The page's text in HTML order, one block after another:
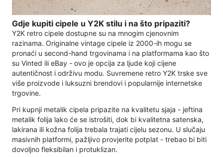
Gdje kupiti cipele u Y2K stilu i na što pripaziti?
Y2K retro cipele dostupne su na mnogim cjenovnim
razinama. Originalne vintage cipele iz 2000-ih mogu se
pronaći u second-hand trgovinama i na platformama kao što
su Vinted ili eBay - ovo je opcija za ljude koji cijene
autentičnost i održivu modu. Suvremene retro Y2K trske sve
više proizvode i luksuzni brendovi i popularnije internetske
trgovine.
Pri kupnji metalik cipela pripazite na kvalitetu sjaja - jeftina
metalik folija lako će se istrošiti, dok bi kvalitetna satenska,
lakirana ili kožna folija trebala trajati cijelu sezonu. U slučaju
masivnih platformi, pažljivo provjerite potplat - trebao bi biti
dovoljno fleksibilan i protuklizan.